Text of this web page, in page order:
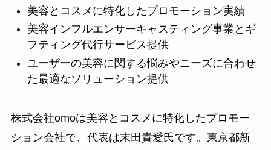
美容とコスメに特化したプロモーション実績
美容インフルエンサーキャスティング事業とギ
フティング代行サービス提供
ユーザーの美容に関する悩みやニーズに合わせ
た最適なソリューション提供
株式会社omoは美容とコスメに特化したプロモー
ション会社で、代表は末田貴愛氏です。東京都新